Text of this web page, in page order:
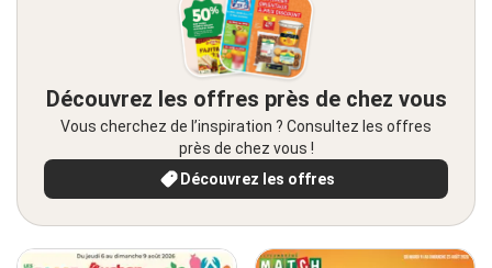
Découvrez les offres près de chez vous
Vous cherchez de l’inspiration ? Consultez les offres
près de chez vous !
Découvrez les offres